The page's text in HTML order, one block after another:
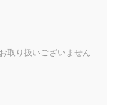
お取り扱いございません